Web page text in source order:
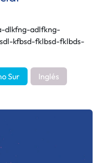
dlkfng-adlfkng-
kfbsd-fklbsd-fklbds-
Sur Inglés